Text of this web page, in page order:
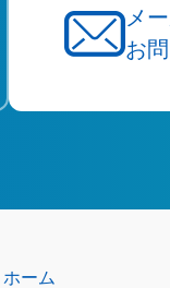
メ
お
ホーム